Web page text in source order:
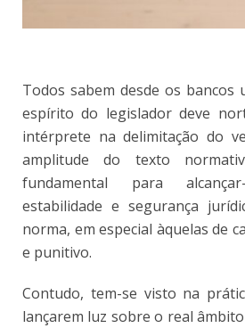
Todos sabem desde os bancos
espírito do legislador deve
intérprete na delimitação do
amplitude do texto
fundamental para
estabilidade e segurança
norma, em especial àquelas de
e punitivo.
Contudo, tem-se visto na
lançarem luz sobre o real